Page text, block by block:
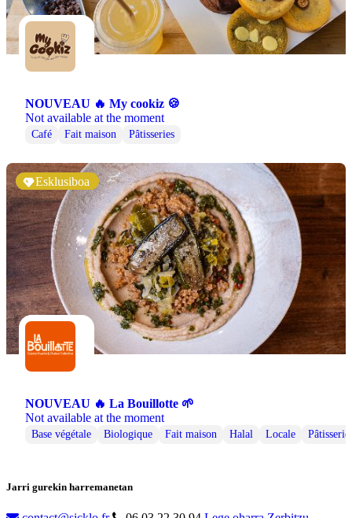
NOUVEAU 🔥 My cookiz 🍪
Not available at the moment
Café Fait maison Pâtisseries
Esklusiboa
NOUVEAU 🔥 La Bouillotte 🌱
Not available at the moment
Base végétale Biologique Fait maison Halal Locale
Jarri gurekin harremanetan